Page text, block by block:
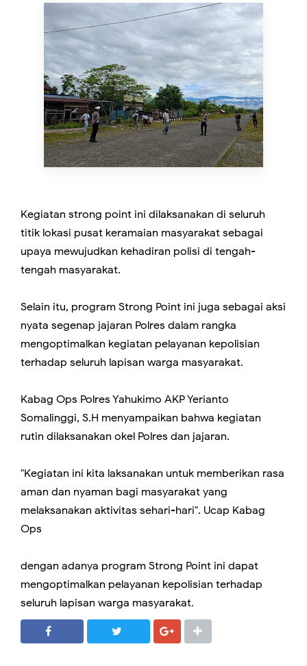
Kegiatan strong point ini dilaksanakan di seluruh
titik lokasi pusat keramaian masyarakat sebagai
upaya mewujudkan kehadiran polisi di tengah-
tengah masyarakat.
Selain itu, program Strong Point ini juga sebagai aksi
nyata segenap jajaran Polres dalam rangka
mengoptimalkan kegiatan pelayanan kepolisian
terhadap seluruh lapisan warga masyarakat.
Kabag Ops Polres Yahukimo AKP Yerianto
Somalinggi, S.H menyampaikan bahwa kegiatan
rutin dilaksanakan okel Polres dan jajaran.
"Kegiatan ini kita laksanakan untuk memberikan rasa
aman dan nyaman bagi masyarakat yang
melaksanakan aktivitas sehari-hari". Ucap Kabag
Ops
dengan adanya program Strong Point ini dapat
mengoptimalkan pelayanan kepolisian terhadap
seluruh lapisan warga masyarakat.